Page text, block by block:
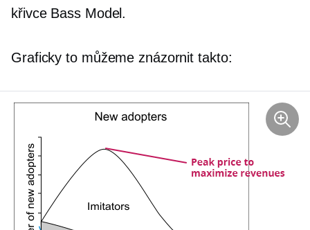
křivce Bass Model.
Graficky to můžeme znázornit takto: